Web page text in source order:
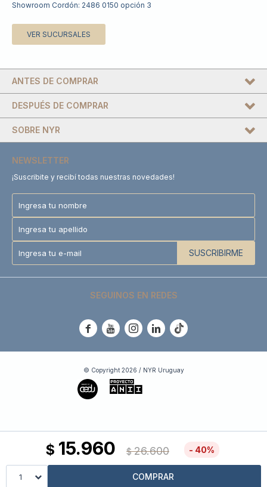
$ 15.960 $ 26.600 40
1 COMPRAR
Showroom Cordón: 2486 0150 opción 3
VER SUCURSALES
DESPUÉS DE COMPRAR
SOBRE NYR
ANTES DE COMPRAR
NEWSLETTER
¡Suscribite y recibí todas nuestras novedades!
SUSCRIBIRME
SEGUINOS EN REDES
    
© Copyright 2026 / NYR Uruguay